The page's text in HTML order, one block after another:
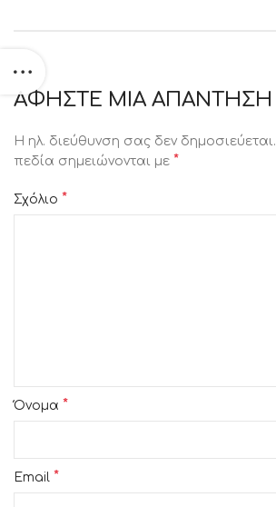
ΑΦΉΣΤΕ ΜΙΑ ΑΠΆΝΤΗΣΗ
Η ηλ. διεύθυνση σας δεν δημοσιεύεται.
πεδία σημειώνονται με *
Σχόλιο *
Όνομα *
Email *